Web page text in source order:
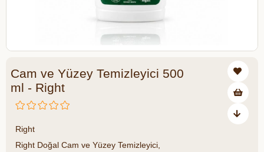
Cam ve Yüzey Temizleyici 500
ml - Right
Right
Right Doğal Cam ve Yüzey Temizleyici,